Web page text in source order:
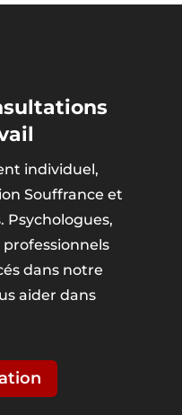
individuel,
Souffrance et
Psychologues,
dans notre
aider dans